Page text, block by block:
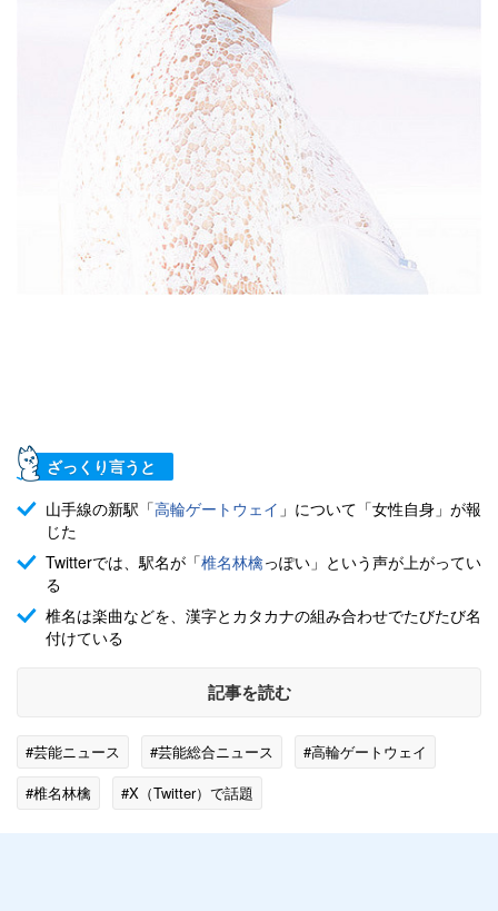
ざっくり言うと
山手線の新駅「高輪ゲートウェイ 」について「女性自身」が報
じた
Twitterでは、駅名が「椎名林檎っぽい」という声が上がってい
る
椎名は楽曲などを、漢字とカタカナの組み合わせでたびたび名
付けている
記事を読む
#芸能ニュース #芸能総合ニュース
#高輪ゲートウェイ
#椎名林檎
#X（Twitter）で話題